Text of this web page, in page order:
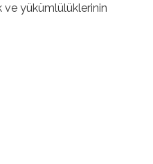
ve yükümlülüklerinin